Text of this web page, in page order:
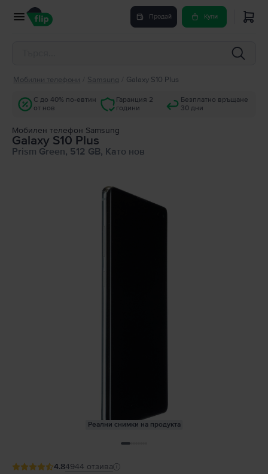
Продай Купи
Мобилни телефони Samsung Galaxy S10 Plus
С до 40% по-евтин
от нов
Гаранция 2
години
Безплатно връщане
30 дни
Мобилен телефон Samsung
Galaxy S10 Plus
Prism Green, 512 GB, Като нов
Реални снимки на продукта
4.84944 отзива